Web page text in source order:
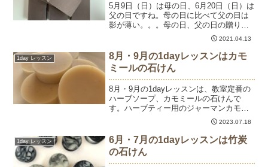
5月9日（日）は母の日、6月20日（日）は
父の日ですね。母の日に比べて父の日は
影が薄い。。。母の日、父の日の贈り物
に手作り石けんはいかがでしょう？手作
り石けんは作ってから使えるまでに1ヶ月
以上かかるため、母の日には間に合いま
せんが、父の日の...
2021.04.13
1day レッスン
8月・9月の1dayレッスンはカモ
ミールの石けん
8月・9月の1dayレッスンは、教室定番の
ハーブソープ、カモミールの石けんで
す。ハーブティー用のジャーマンカモミ
ールをオイルに浸して成分を抽出し、漉
したハーブオイルで作ります。カモミー
ルは、皮膚の炎症を抑える、アトピー性
皮膚炎の沈静、美肌効...
2023.07.18
1day レッスン
6月・7月の1dayレッスンは竹炭
の石けん